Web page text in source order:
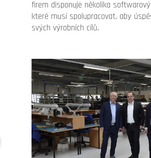
firem disponuje několika
které musí spolupracovat, aby
svých výrobních cílů.